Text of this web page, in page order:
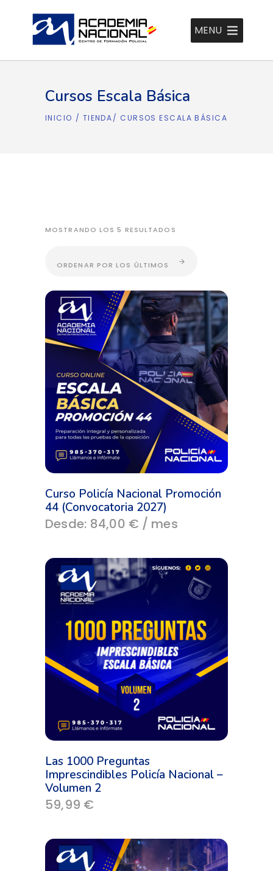
MENU
Cursos Escala Básica
INICIO / TIENDA/ CURSOS ESCALA BÁSICA
MOSTRANDO LOS 5 RESULTADOS
LOS
ORDENAR POR LOS ÚLTIMOS
Curso Policía Nacional Promoción
44 (Convocatoria 2027)
Este
múltiples
variantes.
opciones
pueden
elegir
en
producto
Desde: 84,00 € / mes
Las 1000 Preguntas
Imprescindibles Policía Nacional –
Volumen 2
59,99 €